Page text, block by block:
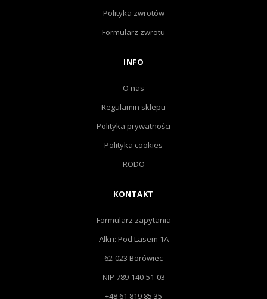
Polityka zwrotów
Formularz zwrotu
INFO
O nas
Regulamin sklepu
Polityka prywatności
Polityka cookies
RODO
KONTAKT
Formularz zapytania
Alkri: Pod Lasem 1A
62-023 Borówiec
NIP 789-140-51-03
+48 61 819 85 35